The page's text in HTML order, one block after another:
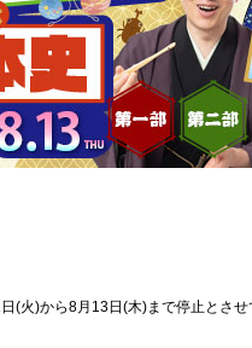
(火)から8月13日(木)まで停止とさせ